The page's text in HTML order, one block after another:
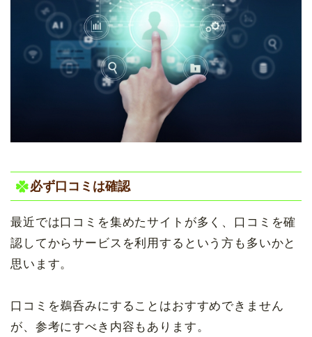
必ず口コミは確認
最近では口コミを集めたサイトが多く、口コミを確
認してからサービスを利用するという方も多いかと
思います。
口コミを鵜呑みにすることはおすすめできません
が、参考にすべき内容もあります。